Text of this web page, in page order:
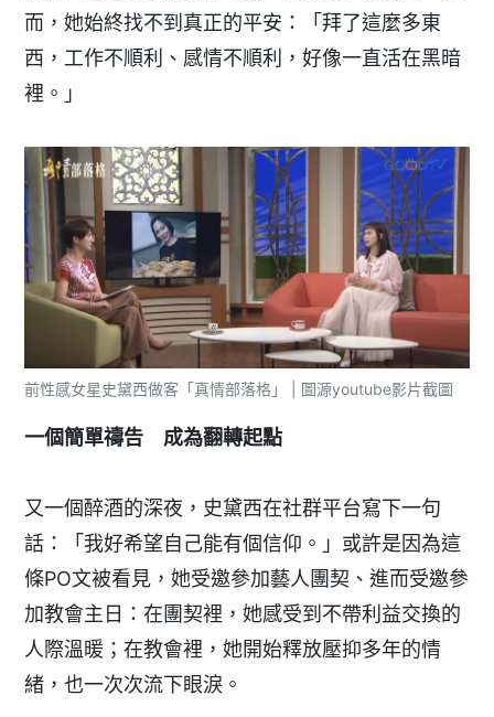
而，她始終找不到真正的平安：「拜了這麼多東
西，工作不順利、感情不順利，好像一直活在黑暗
裡。」
前性感女星史黛西做客「真情部落格」 | 圖源youtube影片截圖
一個簡單禱告 成為翻轉起點
又一個醉酒的深夜，史黛西在社群平台寫下一句
話：「我好希望自己能有個信仰。」或許是因為這
條PO文被看見，她受邀參加藝人團契、進而受邀參
加教會主日：在團契裡，她感受到不帶利益交換的
人際溫暖；在教會裡，她開始釋放壓抑多年的情
緒，也一次次流下眼淚。